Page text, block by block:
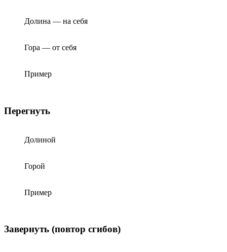
Долина — на себя
Гора — от себя
Пример
Перегнуть
Долиной
Горой
Пример
Завернуть (повтор сгибов)